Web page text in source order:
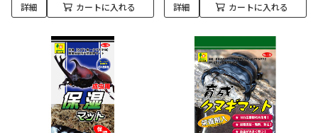
詳細 カートに入れる 詳細 カートに入れる